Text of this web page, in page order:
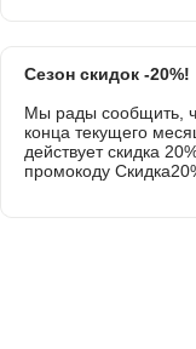
Сезон скидок -20%!
Мы рады сообщить,
конца текущего
действует скидка
промокоду